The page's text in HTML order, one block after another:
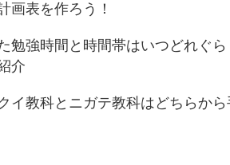
画表を作ろう！
勉強時間と時間帯はいつどれぐら
介
イ教科とニガテ教科はどちらから